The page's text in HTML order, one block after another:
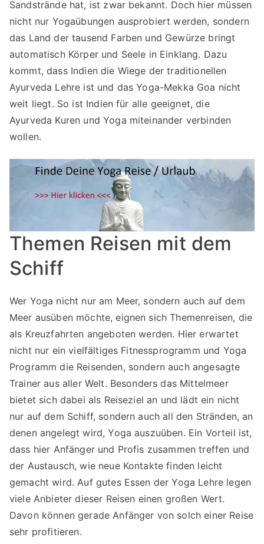
Sandstrände hat, ist zwar bekannt. Doch hier müssen
nicht nur Yogaübungen ausprobiert werden, sondern
das Land der tausend Farben und Gewürze bringt
automatisch Körper und Seele in Einklang. Dazu
kommt, dass Indien die Wiege der traditionellen
Ayurveda Lehre ist und das Yoga-Mekka Goa nicht
weit liegt. So ist Indien für alle geeignet, die
Ayurveda Kuren und Yoga miteinander verbinden
wollen.
Themen Reisen mit dem
Schiff
Wer Yoga nicht nur am Meer, sondern auch auf dem
Meer ausüben möchte, eignen sich Themenreisen, die
als Kreuzfahrten angeboten werden. Hier erwartet
nicht nur ein vielfältiges Fitnessprogramm und Yoga
Programm die Reisenden, sondern auch angesagte
Trainer aus aller Welt. Besonders das Mittelmeer
bietet sich dabei als Reiseziel an und lädt ein nicht
nur auf dem Schiff, sondern auch all den Stränden, an
denen angelegt wird, Yoga auszuüben. Ein Vorteil ist,
dass hier Anfänger und Profis zusammen treffen und
der Austausch, wie neue Kontakte finden leicht
gemacht wird. Auf gutes Essen der Yoga Lehre legen
viele Anbieter dieser Reisen einen großen Wert.
Davon können gerade Anfänger von solch einer Reise
sehr profitieren.